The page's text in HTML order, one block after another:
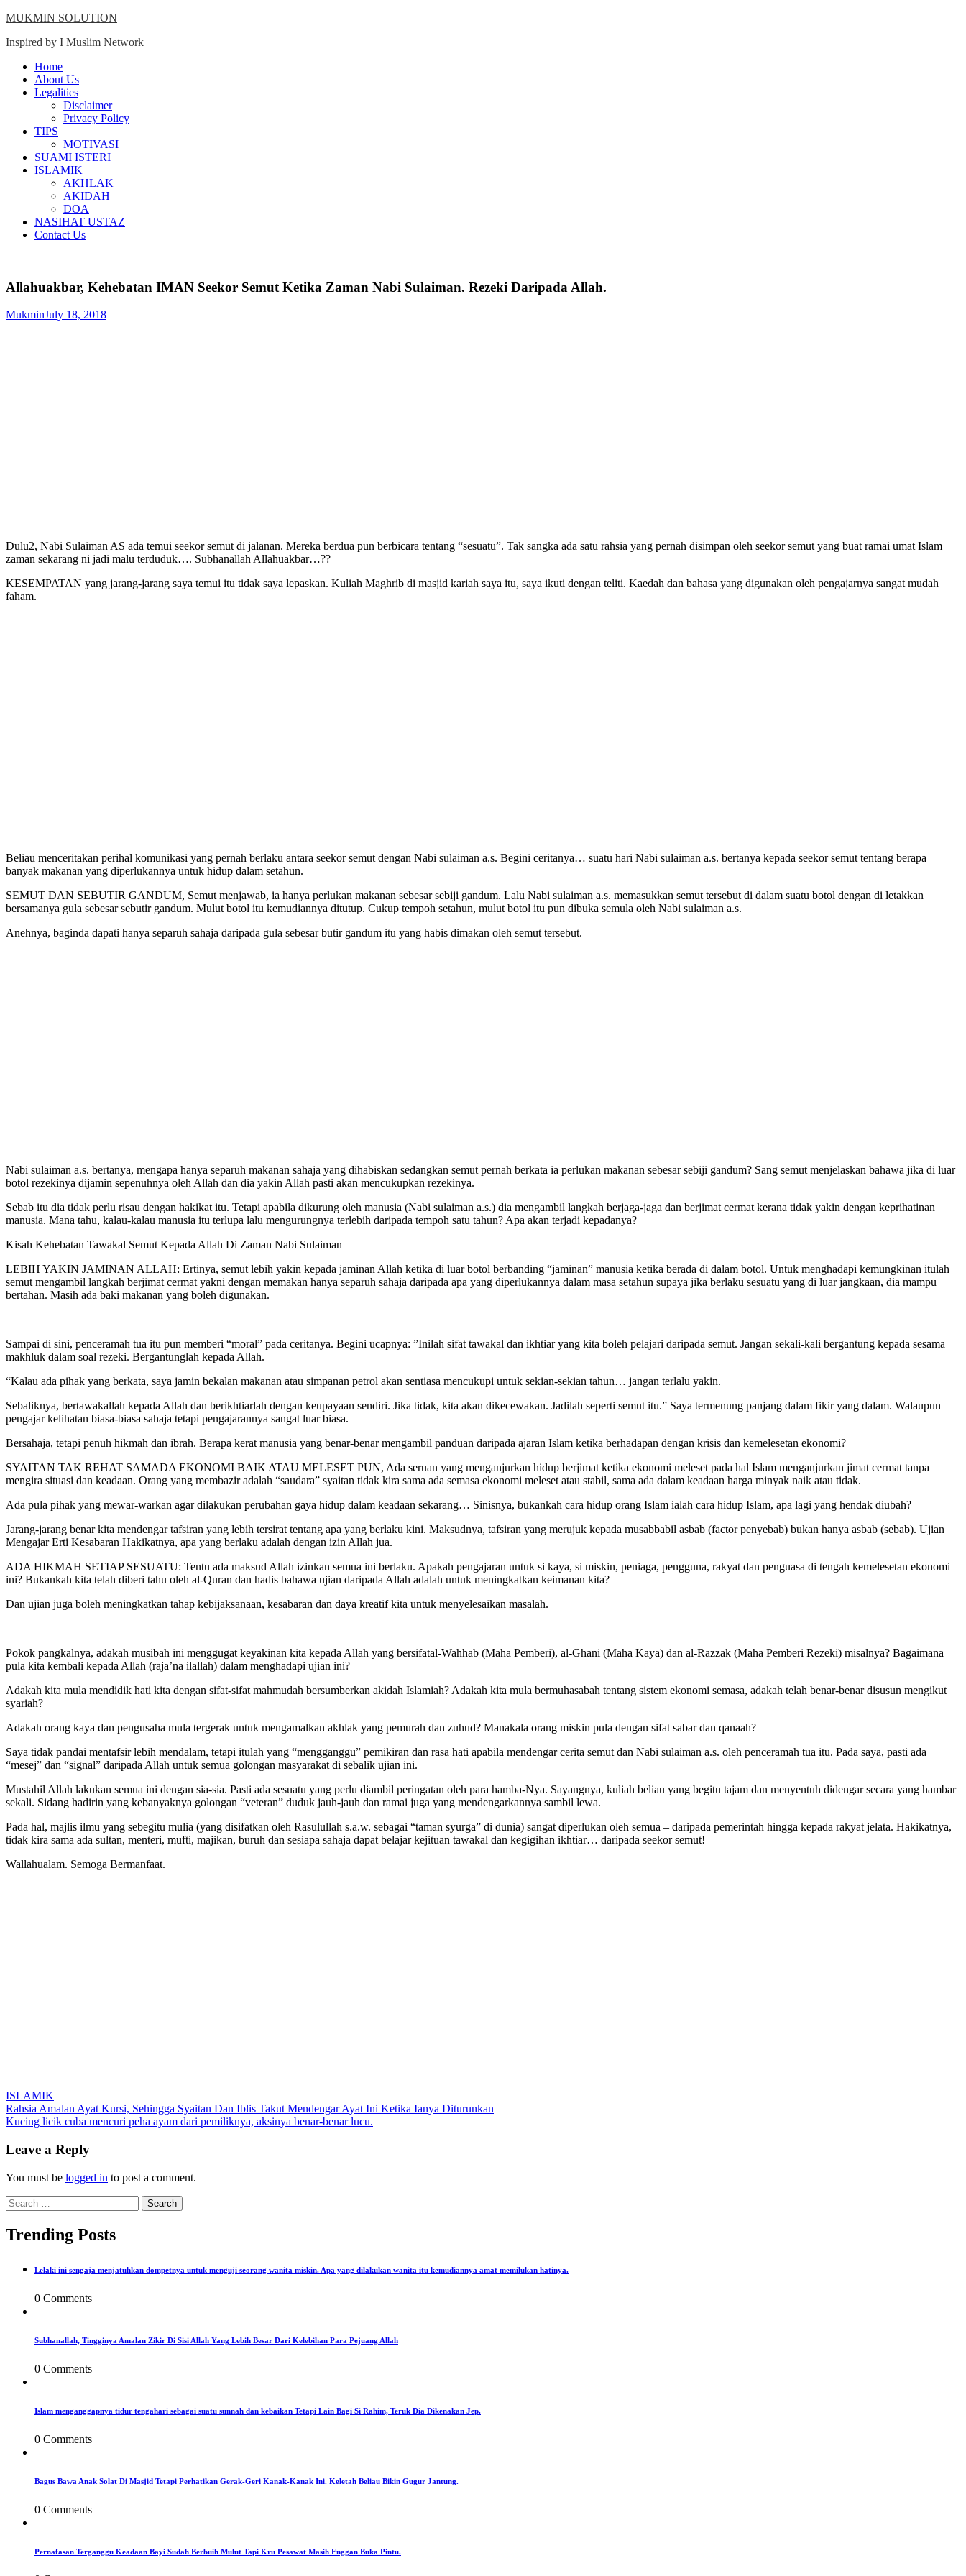
Skip
content
MUKMIN SOLUTION
Inspired by I Muslim Network
Close
Menu
Home
About Us
Legalities
Disclaimer
Privacy Policy
TIPS
MOTIVASI
SUAMI ISTERI
ISLAMIK
AKHLAK
AKIDAH
DOA
NASIHAT USTAZ
Contact Us
Allahuakbar, Kehebatan IMAN Seekor Semut Ketika Zaman Nabi Sulaiman. Rezeki Daripada Allah.
MukminJuly 18, 2018
Dulu2, Nabi Sulaiman AS ada temui seekor semut di jalanan. Mereka berdua pun berbicara tentang “sesuatu”. Tak sangka ada satu rahsia yang pernah disimpan oleh seekor semut yang buat ramai umat Islam
zaman sekarang ni jadi malu terduduk…. Subhanallah Allahuakbar…??
KESEMPATAN yang jarang-jarang saya temui itu tidak saya lepaskan. Kuliah Maghrib di masjid kariah saya itu, saya ikuti dengan teliti. Kaedah dan bahasa yang digunakan oleh pengajarnya sangat mudah
faham.
Beliau menceritakan perihal komunikasi yang pernah berlaku antara seekor semut dengan Nabi sulaiman a.s. Begini ceritanya… suatu hari Nabi sulaiman a.s. bertanya kepada seekor semut tentang berapa
banyak makanan yang diperlukannya untuk hidup dalam setahun.
SEMUT DAN SEBUTIR GANDUM, Semut menjawab, ia hanya perlukan makanan sebesar sebiji gandum. Lalu Nabi sulaiman a.s. memasukkan semut tersebut di dalam suatu botol dengan di letakkan
bersamanya gula sebesar sebutir gandum. Mulut botol itu kemudiannya ditutup. Cukup tempoh setahun, mulut botol itu pun dibuka semula oleh Nabi sulaiman a.s.
Anehnya, baginda dapati hanya separuh sahaja daripada gula sebesar butir gandum itu yang habis dimakan oleh semut tersebut.
Nabi sulaiman a.s. bertanya, mengapa hanya separuh makanan sahaja yang dihabiskan sedangkan semut pernah berkata ia perlukan makanan sebesar sebiji gandum? Sang semut menjelaskan bahawa jika di luar
botol rezekinya dijamin sepenuhnya oleh Allah dan dia yakin Allah pasti akan mencukupkan rezekinya.
Sebab itu dia tidak perlu risau dengan hakikat itu. Tetapi apabila dikurung oleh manusia (Nabi sulaiman a.s.) dia mengambil langkah berjaga-jaga dan berjimat cermat kerana tidak yakin dengan keprihatinan
manusia. Mana tahu, kalau-kalau manusia itu terlupa lalu mengurungnya terlebih daripada tempoh satu tahun? Apa akan terjadi kepadanya?
Kisah Kehebatan Tawakal Semut Kepada Allah Di Zaman Nabi Sulaiman
LEBIH YAKIN JAMINAN ALLAH: Ertinya, semut lebih yakin kepada jaminan Allah ketika di luar botol berbanding “jaminan” manusia ketika berada di dalam botol. Untuk menghadapi kemungkinan itulah
semut mengambil langkah berjimat cermat yakni dengan memakan hanya separuh sahaja daripada apa yang diperlukannya dalam masa setahun supaya jika berlaku sesuatu yang di luar jangkaan, dia mampu
bertahan. Masih ada baki makanan yang boleh digunakan.
Sampai di sini, penceramah tua itu pun memberi “moral” pada ceritanya. Begini ucapnya: ”Inilah sifat tawakal dan ikhtiar yang kita boleh pelajari daripada semut. Jangan sekali-kali bergantung kepada sesama
makhluk dalam soal rezeki. Bergantunglah kepada Allah.
“Kalau ada pihak yang berkata, saya jamin bekalan makanan atau simpanan petrol akan sentiasa mencukupi untuk sekian-sekian tahun… jangan terlalu yakin.
Sebaliknya, bertawakallah kepada Allah dan berikhtiarlah dengan keupayaan sendiri. Jika tidak, kita akan dikecewakan. Jadilah seperti semut itu.” Saya termenung panjang dalam fikir yang dalam. Walaupun
pengajar kelihatan biasa-biasa sahaja tetapi pengajarannya sangat luar biasa.
Bersahaja, tetapi penuh hikmah dan ibrah. Berapa kerat manusia yang benar-benar mengambil panduan daripada ajaran Islam ketika berhadapan dengan krisis dan kemelesetan ekonomi?
SYAITAN TAK REHAT SAMADA EKONOMI BAIK ATAU MELESET PUN, Ada seruan yang menganjurkan hidup berjimat ketika ekonomi meleset pada hal Islam menganjurkan jimat cermat tanpa
mengira situasi dan keadaan. Orang yang membazir adalah “saudara” syaitan tidak kira sama ada semasa ekonomi meleset atau stabil, sama ada dalam keadaan harga minyak naik atau tidak.
Ada pula pihak yang mewar-warkan agar dilakukan perubahan gaya hidup dalam keadaan sekarang… Sinisnya, bukankah cara hidup orang Islam ialah cara hidup Islam, apa lagi yang hendak diubah?
Jarang-jarang benar kita mendengar tafsiran yang lebih tersirat tentang apa yang berlaku kini. Maksudnya, tafsiran yang merujuk kepada musabbabil asbab (factor penyebab) bukan hanya asbab (sebab). Ujian
Mengajar Erti Kesabaran Hakikatnya, apa yang berlaku adalah dengan izin Allah jua.
ADA HIKMAH SETIAP SESUATU: Tentu ada maksud Allah izinkan semua ini berlaku. Apakah pengajaran untuk si kaya, si miskin, peniaga, pengguna, rakyat dan penguasa di tengah kemelesetan ekonomi
ini? Bukankah kita telah diberi tahu oleh al-Quran dan hadis bahawa ujian daripada Allah adalah untuk meningkatkan keimanan kita?
Dan ujian juga boleh meningkatkan tahap kebijaksanaan, kesabaran dan daya kreatif kita untuk menyelesaikan masalah.
Pokok pangkalnya, adakah musibah ini menggugat keyakinan kita kepada Allah yang bersifatal-Wahhab (Maha Pemberi), al-Ghani (Maha Kaya) dan al-Razzak (Maha Pemberi Rezeki) misalnya? Bagaimana
pula kita kembali kepada Allah (raja’na ilallah) dalam menghadapi ujian ini?
Adakah kita mula mendidik hati kita dengan sifat-sifat mahmudah bersumberkan akidah Islamiah? Adakah kita mula bermuhasabah tentang sistem ekonomi semasa, adakah telah benar-benar disusun mengikut
syariah?
Adakah orang kaya dan pengusaha mula tergerak untuk mengamalkan akhlak yang pemurah dan zuhud? Manakala orang miskin pula dengan sifat sabar dan qanaah?
Saya tidak pandai mentafsir lebih mendalam, tetapi itulah yang “mengganggu” pemikiran dan rasa hati apabila mendengar cerita semut dan Nabi sulaiman a.s. oleh penceramah tua itu. Pada saya, pasti ada
“mesej” dan “signal” daripada Allah untuk semua golongan masyarakat di sebalik ujian ini.
Mustahil Allah lakukan semua ini dengan sia-sia. Pasti ada sesuatu yang perlu diambil peringatan oleh para hamba-Nya. Sayangnya, kuliah beliau yang begitu tajam dan menyentuh didengar secara yang hambar
sekali. Sidang hadirin yang kebanyaknya golongan “veteran” duduk jauh-jauh dan ramai juga yang mendengarkannya sambil lewa.
Pada hal, majlis ilmu yang sebegitu mulia (yang disifatkan oleh Rasulullah s.a.w. sebagai “taman syurga” di dunia) sangat diperlukan oleh semua – daripada pemerintah hingga kepada rakyat jelata. Hakikatnya,
tidak kira sama ada sultan, menteri, mufti, majikan, buruh dan sesiapa sahaja dapat belajar kejituan tawakal dan kegigihan ikhtiar… daripada seekor semut!
Wallahualam. Semoga Bermanfaat.
ISLAMIK
Post
navigation
Rahsia Amalan Ayat Kursi, Sehingga Syaitan Dan Iblis Takut Mendengar Ayat Ini Ketika Ianya Diturunkan
Kucing licik cuba mencuri peha ayam dari pemiliknya, aksinya benar-benar lucu.
Leave a Reply
You must be logged in to post a comment.
Search
for:
Trending Posts
Lelaki ini sengaja menjatuhkan dompetnya untuk menguji seorang wanita miskin. Apa yang dilakukan wanita itu kemudiannya amat memilukan hatinya.
0 Comments
Subhanallah, Tingginya Amalan Zikir Di Sisi Allah Yang Lebih Besar Dari Kelebihan Para Pejuang Allah
0 Comments
Islam menganggapnya tidur tengahari sebagai suatu sunnah dan kebaikan Tetapi Lain Bagi Si Rahim, Teruk Dia Dikenakan Jep.
0 Comments
Bagus Bawa Anak Solat Di Masjid Tetapi Perhatikan Gerak-Geri Kanak-Kanak Ini. Keletah Beliau Bikin Gugur Jantung.
0 Comments
Pernafasan Terganggu Keadaan Bayi Sudah Berbuih Mulut Tapi Kru Pesawat Masih Enggan Buka Pintu.